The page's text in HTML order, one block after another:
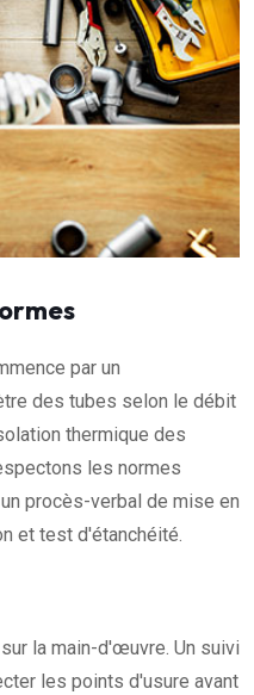
par un
des tubes selon le débit
thermique des
les normes
procès-verbal de mise en
et test d'étanchéité.
la main-d'œuvre. Un suivi
les points d'usure avant